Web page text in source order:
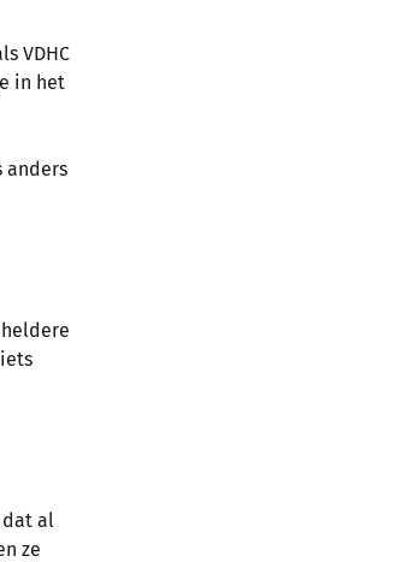
VDHC
in het
anders
al
ze